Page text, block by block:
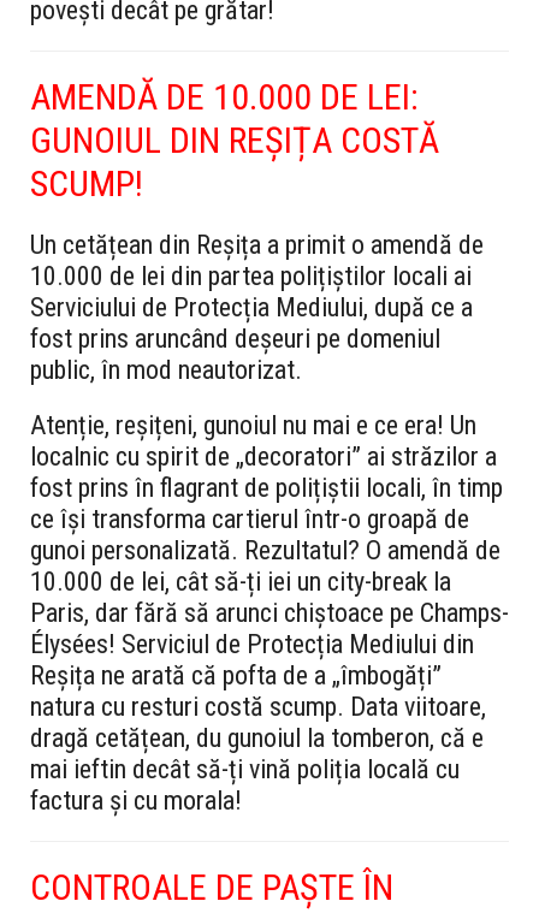
povești decât pe grătar!
AMENDĂ DE 10.000 DE LEI:
GUNOIUL DIN REȘIȚA COSTĂ
SCUMP!
Un cetățean din Reșița a primit o amendă de
10.000 de lei din partea polițiștilor locali ai
Serviciului de Protecția Mediului, după ce a
fost prins aruncând deșeuri pe domeniul
public, în mod neautorizat.
Atenție, reșițeni, gunoiul nu mai e ce era! Un
localnic cu spirit de „decoratori” ai străzilor a
fost prins în flagrant de polițiștii locali, în timp
ce își transforma cartierul într-o groapă de
gunoi personalizată. Rezultatul? O amendă de
10.000 de lei, cât să-ți iei un city-break la
Paris, dar fără să arunci chiștoace pe Champs-
Élysées! Serviciul de Protecția Mediului din
Reșița ne arată că pofta de a „îmbogăți”
natura cu resturi costă scump. Data viitoare,
dragă cetățean, du gunoiul la tomberon, că e
mai ieftin decât să-ți vină poliția locală cu
factura și cu morala!
CONTROALE DE PAȘTE ÎN